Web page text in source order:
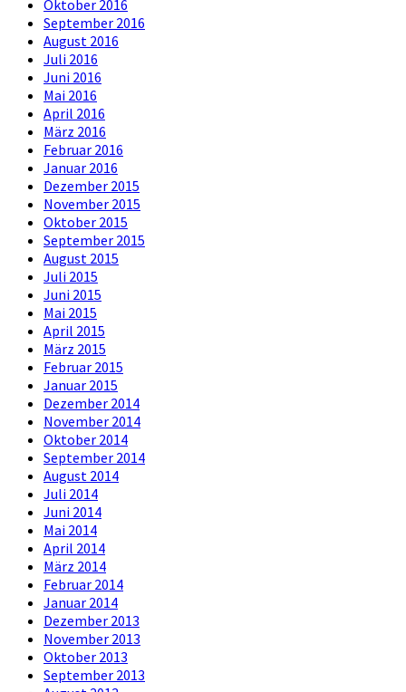
Oktober 2016
September 2016
August 2016
Juli 2016
Juni 2016
Mai 2016
April 2016
März 2016
Februar 2016
Januar 2016
Dezember 2015
November 2015
Oktober 2015
September 2015
August 2015
Juli 2015
Juni 2015
Mai 2015
April 2015
März 2015
Februar 2015
Januar 2015
Dezember 2014
November 2014
Oktober 2014
September 2014
August 2014
Juli 2014
Juni 2014
Mai 2014
April 2014
März 2014
Februar 2014
Januar 2014
Dezember 2013
November 2013
Oktober 2013
September 2013